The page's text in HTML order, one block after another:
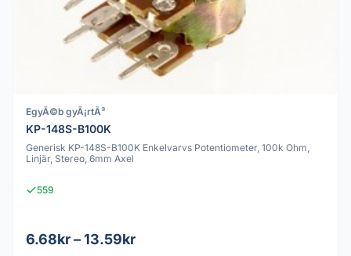
EgyÃ©b gyÃ¡rtÃ³
KP-148S-B100K
Generisk KP-148S-B100K Enkelvarvs Potentiometer, 100k Ohm,
Linjär, Stereo, 6mm Axel
559
6.68kr – 13.59kr